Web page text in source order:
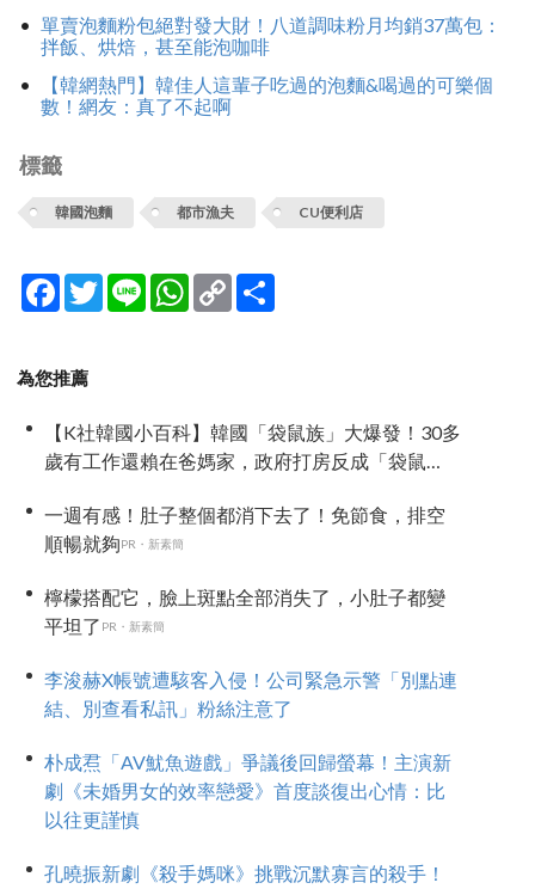
單賣泡麵粉包絕對發大財！八道調味粉月均銷37萬包：
拌飯、烘焙，甚至能泡咖啡
【韓網熱門】韓佳人這輩子吃過的泡麵&喝過的可樂個
數！網友：真了不起啊
標籤
韓國泡麵 都市漁夫 CU便利店
Facebook
TwitterLine WhatsApp
Copy
Link
為您推薦
【K社韓國小百科】韓國「袋鼠族」大爆發！30多
歲有工作還賴在爸媽家，政府打房反成「袋鼠
一週有感！肚子整個都消下去了！免節食，排空
順暢就夠PR・新素簡
檸檬搭配它，臉上斑點全部消失了，小肚子都變
平坦了 PR・新素簡
李浚赫X帳號遭駭客入侵！公司緊急示警「別點連
結、別查看私訊」粉絲注意了
朴成焄「AV魷魚遊戲」爭議後回歸螢幕！主演新
劇《未婚男女的效率戀愛》首度談復出心情：比
以往更謹慎
孔曉振新劇《殺手媽咪》挑戰沉默寡言的殺手！